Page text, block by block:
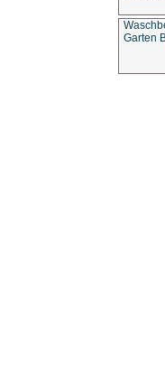
Garten